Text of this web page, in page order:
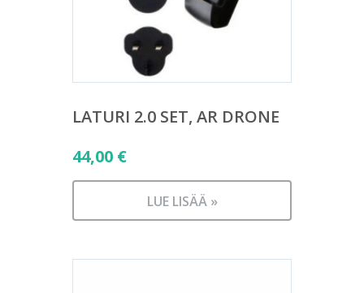
LATURI 2.0 SET, AR DRONE
44,00 €
LUE LISÄÄ »